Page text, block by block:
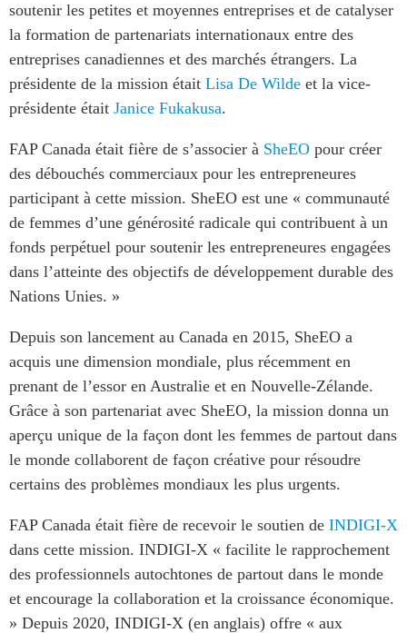
soutenir les petites et moyennes entreprises et de catalyser
la formation de partenariats internationaux entre des
entreprises canadiennes et des marchés étrangers. La
présidente de la mission était Lisa De Wilde et la vice-
présidente était Janice Fukakusa.
FAP Canada était fière de s’associer à SheEO pour créer
des débouchés commerciaux pour les entrepreneures
participant à cette mission. SheEO est une « communauté
de femmes d’une générosité radicale qui contribuent à un
fonds perpétuel pour soutenir les entrepreneures engagées
dans l’atteinte des objectifs de développement durable des
Nations Unies. »
Depuis son lancement au Canada en 2015, SheEO a
acquis une dimension mondiale, plus récemment en
prenant de l’essor en Australie et en Nouvelle-Zélande.
Grâce à son partenariat avec SheEO, la mission donna un
aperçu unique de la façon dont les femmes de partout dans
le monde collaborent de façon créative pour résoudre
certains des problèmes mondiaux les plus urgents.
FAP Canada était fière de recevoir le soutien de INDIGI-X
dans cette mission. INDIGI-X « facilite le rapprochement
des professionnels autochtones de partout dans le monde
et encourage la collaboration et la croissance économique.
» Depuis 2020, INDIGI-X (en anglais) offre « aux